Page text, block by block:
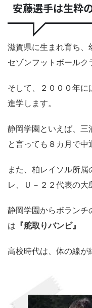
安藤選手は生粋
滋賀県に生まれ育ち、
セゾンフットボールク
そして、２０００年
進学します。
静岡学園といえば、三
と言っても８カ月で中
また、柏レイソル所
レ、Ｕ－２２代表の大
静岡学園からボランチ
は 『舵取りバンビ』
高校時代は、体の線が